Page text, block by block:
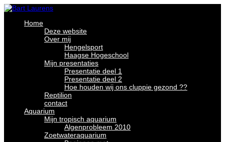
Home
Deze website
Over mij
Hengelsport
Haagse Hogeschool
Mijn presentaties
Presentatie deel 1
Presentatie deel 2
Hoe houden wij ons cluppie gezond ??
Reptilion
contact
Aquarium
Mijn tropisch aquarium
Algenprobleem 2010
Zoetwateraquarium